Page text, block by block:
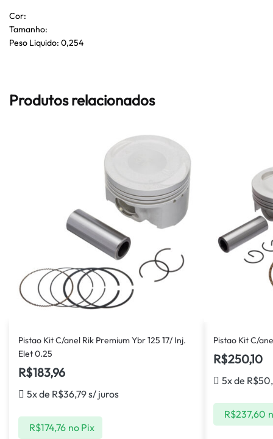
Cor:
Tamanho:
Peso Liquido: 0,254
Produtos relacionados
Pistao Kit C/anel Rik Premium Ybr 125 17/ Inj.
Elet 0.25
R$183,96
5x de R$36,79s/ juros
R$174,76 no Pix
Pistao Kit C/
R$250,10
5x de R$
R$237,60